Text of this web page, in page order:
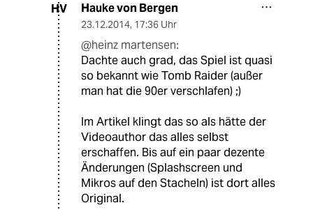
HV Hauke von Bergen
23.12.2014, 17:36 Uhr
@heinz martensen:
Dachte auch grad, das Spiel ist quasi
so bekannt wie Tomb Raider (außer
man hat die 90er verschlafen) ;)
Im Artikel klingt das so als hätte der
Videoauthor das alles selbst
erschaffen. Bis auf ein paar dezente
Änderungen (Splashscreen und
Mikros auf den Stacheln) ist dort alles
Original.